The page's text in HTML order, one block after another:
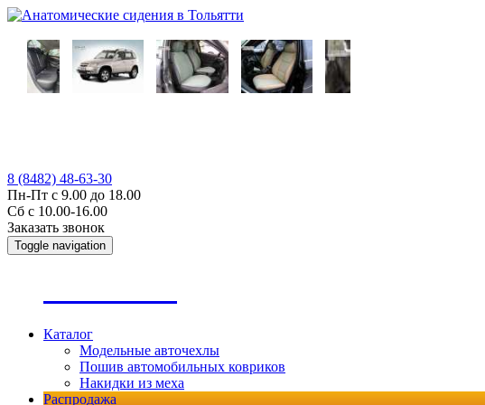
8 (8482) 48-63-30
Пн-Пт с 9.00 до 18.00
Сб с 10.00-16.00
Заказать звонок
Toggle navigation
Каталог
Модельные авточехлы
Пошив автомобильных ковриков
Накидки из меха
Распродажа